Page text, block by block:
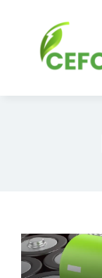
content